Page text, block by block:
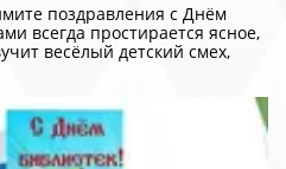
поздравления с Днём
всегда простирается ясное,
весёлый детский смех,